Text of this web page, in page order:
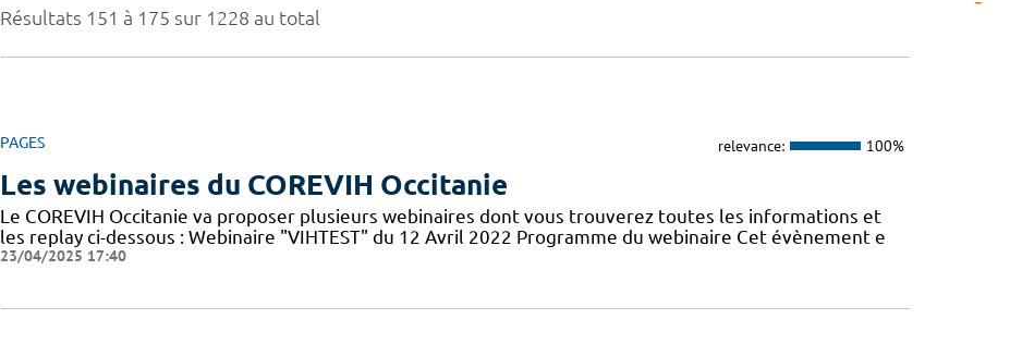
Résultats 151 à 175 sur 1228 au total
PAGES relevance: 100%
Les webinaires du COREVIH Occitanie
Le COREVIH Occitanie va proposer plusieurs webinaires dont vous trouverez toutes les informations et
les replay ci-dessous : Webinaire "VIHTEST" du 12 Avril 2022 Programme du webinaire Cet évènement e
23/04/2025 17:40